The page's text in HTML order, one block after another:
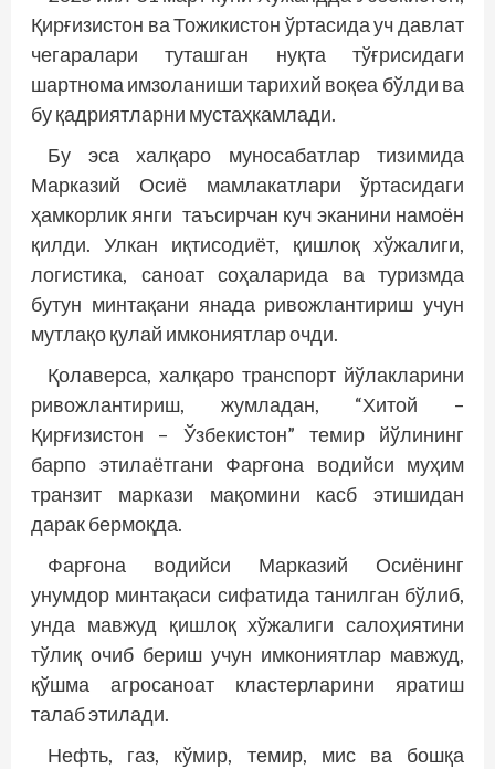
Қирғизистон ва Тожикистон ўртасида уч давлат
чегаралари туташган нуқта тўғрисидаги
шартнома имзоланиши тарихий воқеа бўлди ва
бу қадриятларни мустаҳкамлади.
Бу эса халқаро муносабатлар тизимида
Марказий Осиё мамлакатлари ўртасидаги
ҳамкорлик янги таъсирчан куч эканини намоён
қилди. Улкан иқтисодиёт, қишлоқ хўжалиги,
логистика, саноат соҳаларида ва туризмда
бутун минтақани янада ривожлантириш учун
мутлақо қулай имкониятлар очди.
Қолаверса, халқаро транспорт йўлакларини
ривожлантириш, жумладан, “Хитой –
Қирғизистон – Ўзбекистон” темир йўлининг
барпо этилаётгани Фарғона водийси муҳим
транзит маркази мақомини касб этишидан
дарак бермоқда.
Фарғона водийси Марказий Осиёнинг
унумдор минтақаси сифатида танилган бўлиб,
унда мавжуд қишлоқ хўжалиги салоҳиятини
тўлиқ очиб бериш учун имкониятлар мавжуд,
қўшма агросаноат кластерларини яратиш
талаб этилади.
Нефть, газ, кўмир, темир, мис ва бошқа